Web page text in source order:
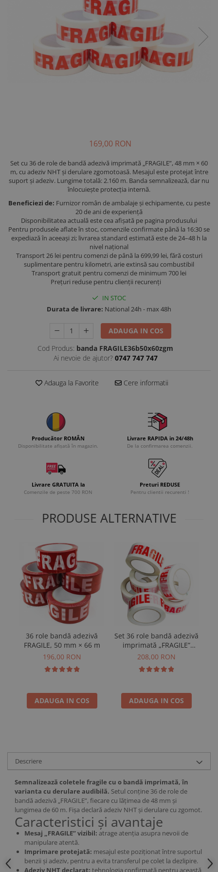
169,00 RON
Set cu 36 de role de bandă adezivă imprimată „FRAGILE”, 48 mm × 60
m, cu adeziv NHT și derulare zgomotoasă. Mesajul este protejat între
suport și adeziv. Lungime totală: 2.160 m. Banda semnalizează, dar nu
înlocuiește protecția internă.
Beneficiezi de: Furnizor român de ambalaje și echipamente, cu peste
20 de ani de experiență
Disponibilitatea actuală este cea afișată pe pagina produsului
Pentru produsele aflate în stoc, comenzile confirmate până la 16:30 se
expediază în aceeași zi; livrarea standard estimată este de 24–48 h la
nivel național
Transport 26 lei pentru comenzi de până la 699,99 lei, fără costuri
suplimentare pentru kilometri, arie extinsă sau combustibil
Transport gratuit pentru comenzi de minimum 700 lei
Prețuri reduse pentru clienții recurenți
IN STOC
Durata de livrare: National 24h - max 48h
ADAUGA IN COS
Cod Produs: banda FRAGILE36b50x60zgm
Ai nevoie de ajutor? 0747 747 747
Adauga la Favorite Cere informatii
Producător ROMÂN
Disponibilitate afișată în magazin.
Livrare RAPIDA in 24/48h
De la confirmarea comenzii.
Livrare GRATUITA la
Comenzile de peste 700 RON
Preturi REDUSE
Pentru clientii recurenti !
PRODUSE ALTERNATIVE
36 role bandă adezivă
FRAGILE, 50 mm × 66 m
196,00 RON
ADAUGA IN COS
Set 36 role bandă adezivă
imprimată „FRAGILE”
SILENT, NHT, 48 mm × 60
208,00 RON
ADAUGA IN COS
Descriere
Semnalizează coletele fragile cu o bandă imprimată, în
varianta cu derulare audibilă. Setul conține 36 de role de
bandă adezivă „FRAGILE”, fiecare cu lățimea de 48 mm și
lungimea de 60 m. Fișa declară adeziv NHT și derulare cu zgomot.
Caracteristici și avantaje
Mesaj „FRAGILE” vizibil: atrage atenția asupra nevoii de
manipulare atentă.
Imprimare protejată: mesajul este poziționat între suportul
benzii și adeziv, pentru a evita transferul pe colet la dezlipire.
Adeziv NHT declarat: tehnologia confirmată pentru această